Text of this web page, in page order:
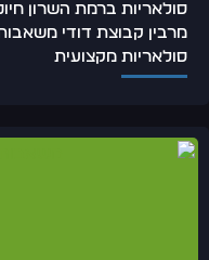
סולאריות ברמת השרון
מרבין קבוצת דודי
סולאריות מקצועית